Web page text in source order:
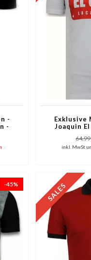
-
-
Exklusive
Joaquin El
inkl. MwSt
-45%